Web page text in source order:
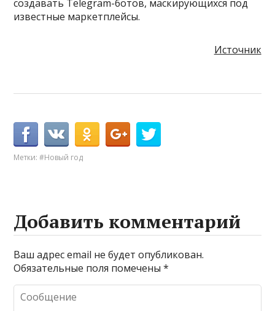
создавать Telegram-ботов, маскирующихся под
известные маркетплейсы.
Источник
Метки:#Новый год
Добавить комментарий
Ваш адрес email не будет опубликован.
Обязательные поля помечены*